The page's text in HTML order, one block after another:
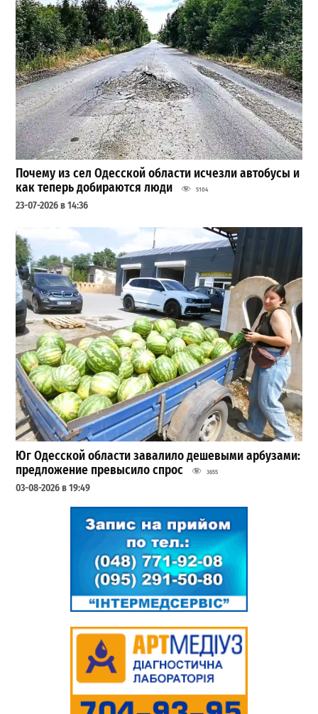
Почему из сел Одесской области исчезли автобусы и
как теперь добираются люди
5104
23-07-2026 в 14:36
Юг Одесской области завалило дешевыми арбузами:
предложение превысило спрос
3655
03-08-2026 в 19:49